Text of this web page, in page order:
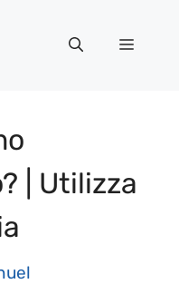
Menu
| Utilizza